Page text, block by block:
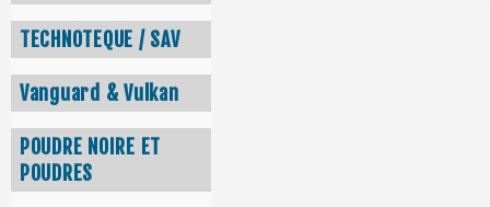
TECHNOTEQUE / SAV
Vanguard & Vulkan
POUDRE NOIRE ET
POUDRES